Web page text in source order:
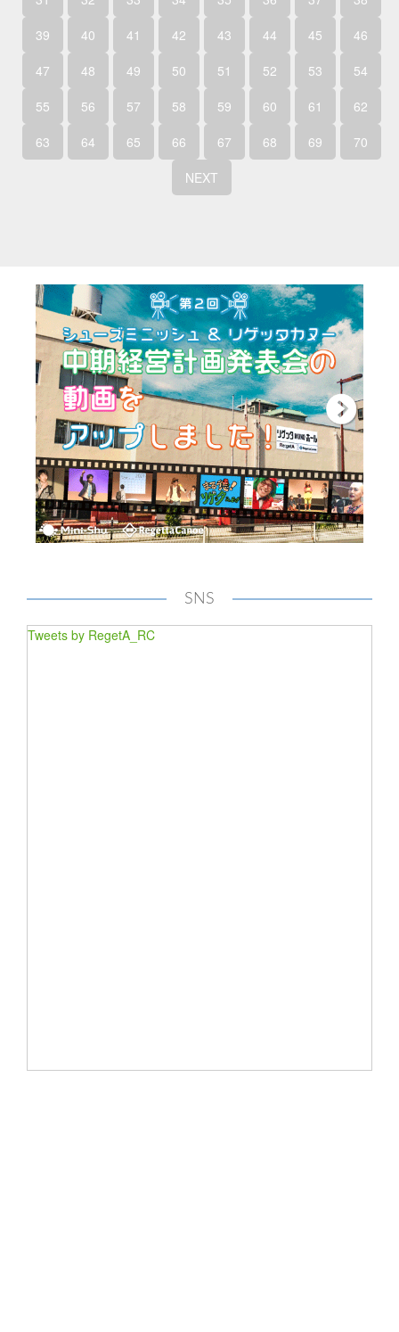
39
40 41 42 43 44 45
46
47
48 49 50 51 52 53
54
55
56 57 58 59 60 61
62
63
64 65 66 67 68 69
70
NEXT
SNS
Tweets by RegetA_RC